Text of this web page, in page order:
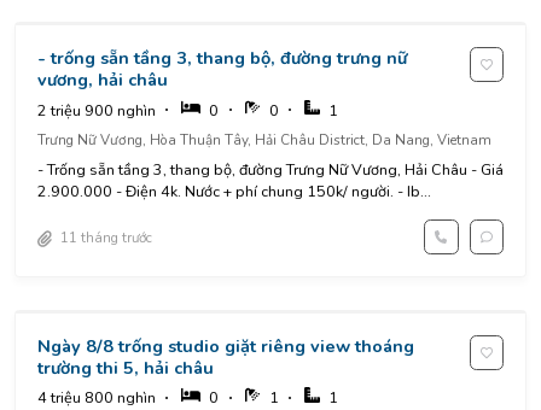
- trống sẵn tầng 3, thang bộ, đường trưng nữ
vương, hải châu
2 triệu 900 nghìn 0 0 1
Trưng Nữ Vương, Hòa Thuận Tây, Hải Châu District, Da Nang, Vietnam
- Trống sẵn tầng 3, thang bộ, đường Trưng Nữ Vương, Hải Châu - Giá
2.900.000 - Điện 4k. Nước + phí chung 150k/ người. - Ib...
11 tháng trước
Ngày 8/8 trống studio giặt riêng view thoáng
trường thi 5, hải châu
4 triệu 800 nghìn 0 1 1